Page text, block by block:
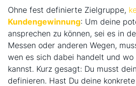
Ohne fest definierte Zielgruppe,
Kundengewinnung: Um deine
ansprechen zu können, sei es in
Messen oder anderen Wegen,
wen es sich dabei handelt und wo
kannst. Kurz gesagt: Du musst
definieren. Hast Du deine